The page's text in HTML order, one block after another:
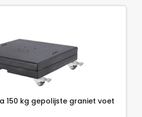
150 kg gepolijste graniet voet